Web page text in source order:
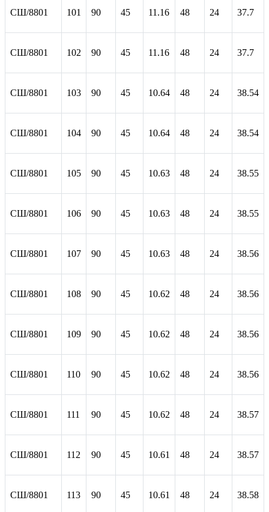
СШ/8801 101 90 45 11.16 48 24 37.7
СШ/8801 102 90 45 11.16 48 24 37.7
СШ/8801 103 90 45 10.64 48 24 38.54
СШ/8801 104 90 45 10.64 48 24 38.54
СШ/8801 105 90 45 10.63 48 24 38.55
СШ/8801 106 90 45 10.63 48 24 38.55
СШ/8801 107 90 45 10.63 48 24 38.56
СШ/8801 108 90 45 10.62 48 24 38.56
СШ/8801 109 90 45 10.62 48 24 38.56
СШ/8801 110 90 45 10.62 48 24 38.56
СШ/8801 111 90 45 10.62 48 24 38.57
СШ/8801 112 90 45 10.61 48 24 38.57
СШ/8801 113 90 45 10.61 48 24 38.58